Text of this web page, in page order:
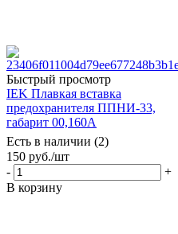
Быстрый просмотр
IEK Плавкая вставка
предохранителя ППНИ-33,
габарит 00,160А
Есть в наличии (2)
150 руб./шт
-
+
В корзину